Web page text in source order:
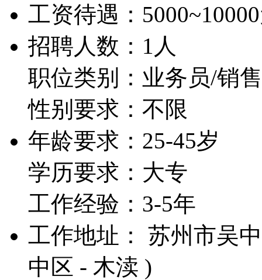
工资待遇：
招聘人数：1人
职位类别：业务员/销
性别要求：不限
年龄要求：25-45岁
学历要求：大专
工作经验：3-5年
工作地址： 苏州市吴
中区 - 木渎 )